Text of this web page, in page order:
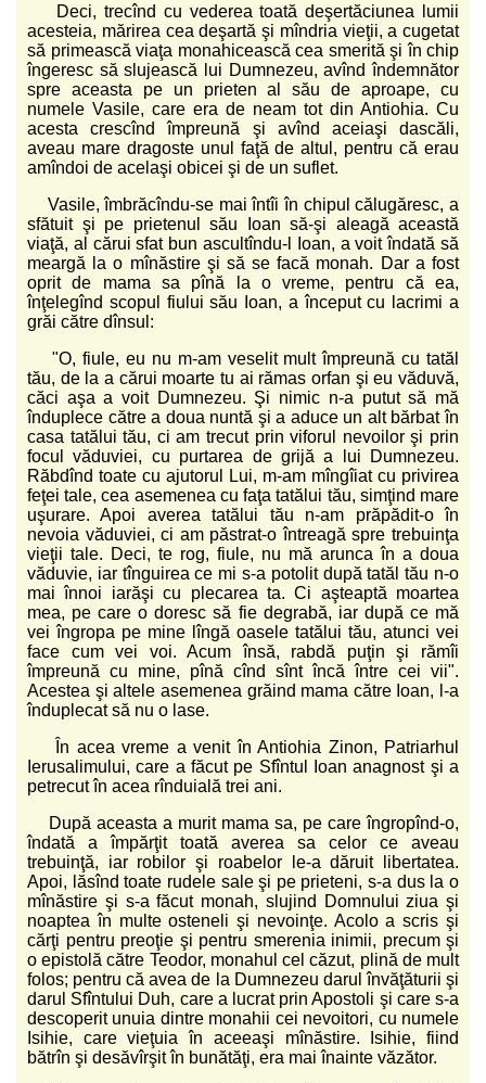
Deci, trecînd cu vederea toată deşertăciunea lumii
acesteia, mărirea cea deşartă şi mîndria vieţii, a cugetat
să primească viaţa monahicească cea smerită şi în chip
îngeresc să slujească lui Dumnezeu, avînd îndemnător
spre aceasta pe un prieten al său de aproape, cu
numele Vasile, care era de neam tot din Antiohia. Cu
acesta crescînd împreună şi avînd aceiaşi dascăli,
aveau mare dragoste unul faţă de altul, pentru că erau
amîndoi de acelaşi obicei şi de un suflet.
Vasile, îmbrăcîndu-se mai întîi în chipul călugăresc, a
sfătuit şi pe prietenul său Ioan să-şi aleagă această
viaţă, al cărui sfat bun ascultîndu-l Ioan, a voit îndată să
meargă la o mînăstire şi să se facă monah. Dar a fost
oprit de mama sa pînă la o vreme, pentru că ea,
înţelegînd scopul fiului său Ioan, a început cu lacrimi a
grăi către dînsul:
"O, fiule, eu nu m-am veselit mult împreună cu tatăl
tău, de la a cărui moarte tu ai rămas orfan şi eu văduvă,
căci aşa a voit Dumnezeu. Şi nimic n-a putut să mă
înduplece către a doua nuntă şi a aduce un alt bărbat în
casa tatălui tău, ci am trecut prin viforul nevoilor şi prin
focul văduviei, cu purtarea de grijă a lui Dumnezeu.
Răbdînd toate cu ajutorul Lui, m-am mîngîiat cu privirea
feţei tale, cea asemenea cu faţa tatălui tău, simţind mare
uşurare. Apoi averea tatălui tău n-am prăpădit-o în
nevoia văduviei, ci am păstrat-o întreagă spre trebuinţa
vieţii tale. Deci, te rog, fiule, nu mă arunca în a doua
văduvie, iar tînguirea ce mi s-a potolit după tatăl tău n-o
mai înnoi iarăşi cu plecarea ta. Ci aşteaptă moartea
mea, pe care o doresc să fie degrabă, iar după ce mă
vei îngropa pe mine lîngă oasele tatălui tău, atunci vei
face cum vei voi. Acum însă, rabdă puţin şi rămîi
împreună cu mine, pînă cînd sînt încă între cei vii".
Acestea şi altele asemenea grăind mama către Ioan, l-a
înduplecat să nu o lase.
În acea vreme a venit în Antiohia Zinon, Patriarhul
Ierusalimului, care a făcut pe Sfîntul Ioan anagnost şi a
petrecut în acea rînduială trei ani.
După aceasta a murit mama sa, pe care îngropînd-o,
îndată a împărţit toată averea sa celor ce aveau
trebuinţă, iar robilor şi roabelor le-a dăruit libertatea.
Apoi, lăsînd toate rudele sale şi pe prieteni, s-a dus la o
mînăstire şi s-a făcut monah, slujind Domnului ziua şi
noaptea în multe osteneli şi nevoinţe. Acolo a scris şi
cărţi pentru preoţie şi pentru smerenia inimii, precum şi
o epistolă către Teodor, monahul cel căzut, plină de mult
folos; pentru că avea de la Dumnezeu darul învăţăturii şi
darul Sfîntului Duh, care a lucrat prin Apostoli şi care s-a
descoperit unuia dintre monahii cei nevoitori, cu numele
Isihie, care vieţuia în aceeaşi mînăstire. Isihie, fiind
bătrîn şi desăvîrşit în bunătăţi, era mai înainte văzător.